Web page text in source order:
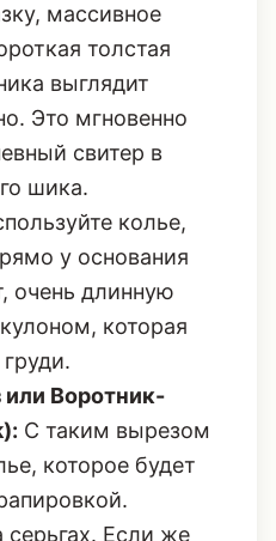
массивное
толстая
выглядит
Это мгновенно
свитер в
шика.
колье,
у основания
очень длинную
которая
Воротник-
С таким вырезом
которое будет
серьгах. Если же